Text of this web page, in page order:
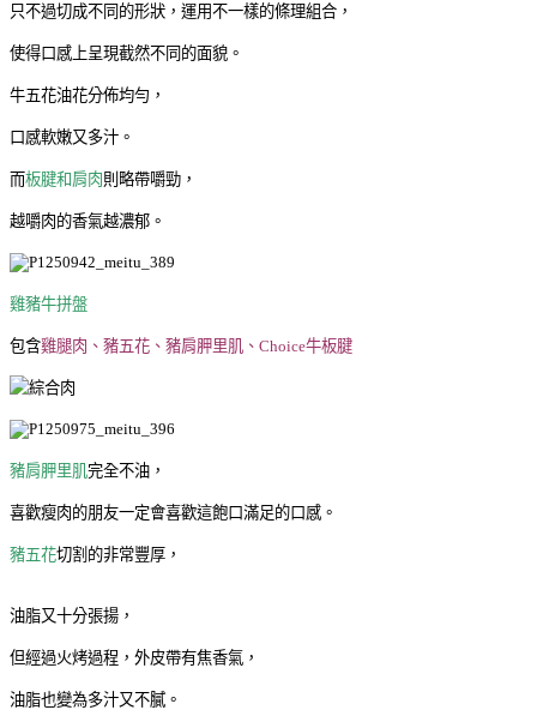
只不過切成不同的形狀，運用不一樣的條理組合，
使得口感上呈現截然不同的面貌。
牛五花油花分佈均勻，
口感軟嫩又多汁。
而板腱和肩肉 則略帶嚼勁，
越嚼肉的香氣越濃郁。
雞豬牛拼盤
包含雞腿肉、豬五花、豬肩胛里肌、Choice牛板腱
豬肩胛里肌完全不油，
喜歡瘦肉的朋友一定會喜歡這飽口滿足的口感。
豬五花切割的非常豐厚，
油脂又十分張揚，
但經過火烤過程，外皮帶有焦香氣，
油脂也變為多汁又不膩。